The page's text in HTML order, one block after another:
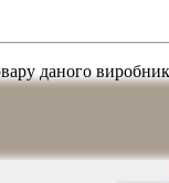
даного